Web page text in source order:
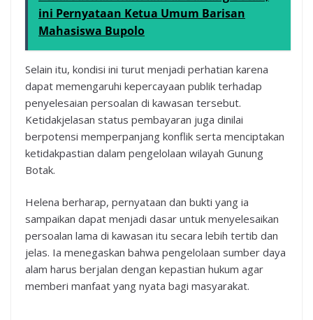
ini Pernyataan Ketua Umum Barisan
Mahasiswa Bupolo
Selain itu, kondisi ini turut menjadi perhatian karena
dapat memengaruhi kepercayaan publik terhadap
penyelesaian persoalan di kawasan tersebut.
Ketidakjelasan status pembayaran juga dinilai
berpotensi memperpanjang konflik serta menciptakan
ketidakpastian dalam pengelolaan wilayah Gunung
Botak.
Helena berharap, pernyataan dan bukti yang ia
sampaikan dapat menjadi dasar untuk menyelesaikan
persoalan lama di kawasan itu secara lebih tertib dan
jelas. Ia menegaskan bahwa pengelolaan sumber daya
alam harus berjalan dengan kepastian hukum agar
memberi manfaat yang nyata bagi masyarakat.